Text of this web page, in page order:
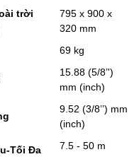
trời
795 x 900 x
320 mm
69 kg
15.88 (5/8’')
mm (inch)
9.52 (3/8’’) mm
(inch)
Tối Đa 7.5 - 50 m